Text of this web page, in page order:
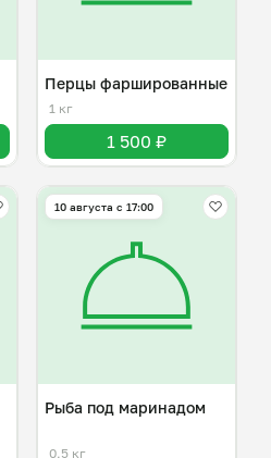
Перцы фаршированные
1 кг
1 500 ₽
10 августа с 17:00
Рыба под маринадом
0,5 кг